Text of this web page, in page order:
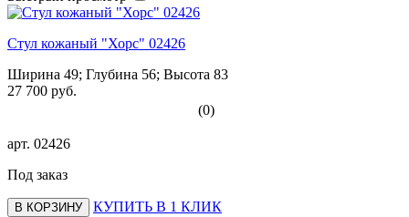
Стул кожаный "Хорс" 02426
Ширина 49; Глубина 56; Высота 83
27 700 руб.
(0)
арт. 02426
Под заказ
В КОРЗИНУ
КУПИТЬ В 1 КЛИК